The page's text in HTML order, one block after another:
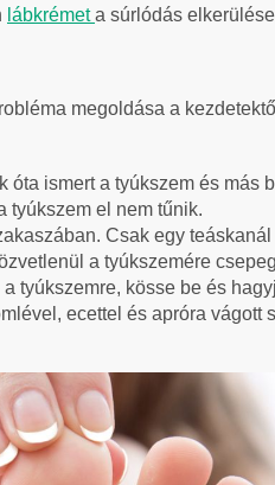
lábkrémeta súrlódás
megoldása a
ismert a tyúkszem és más
tyúkszem el nem tűnik.
Csak egy
a tyúkszemére
tyúkszemre, kösse be és
ecettel és apróra